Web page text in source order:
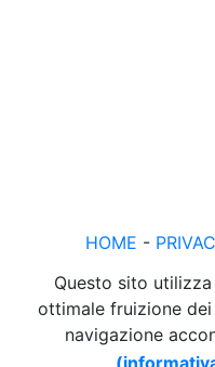
HOME -
Questo sito
ottimale fruizione
navigazione